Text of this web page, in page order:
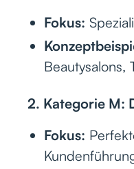
Fokus:
2. Kategorie M:
Fokus: